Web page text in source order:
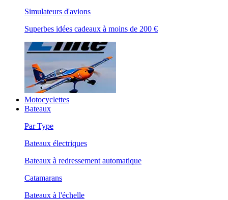
Simulateurs d'avions
Superbes idées cadeaux à moins de 200 €
Motocyclettes
Bateaux
Par Type
Bateaux électriques
Bateaux à redressement automatique
Catamarans
Bateaux à l'échelle